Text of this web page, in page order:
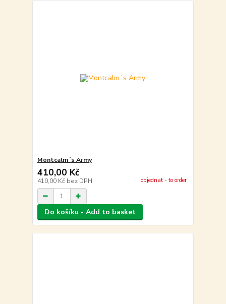
Montcalm´s Army
410,00 Kč
410,00 Kč bez DPH objednat - to order
Do košíku - Add to basket